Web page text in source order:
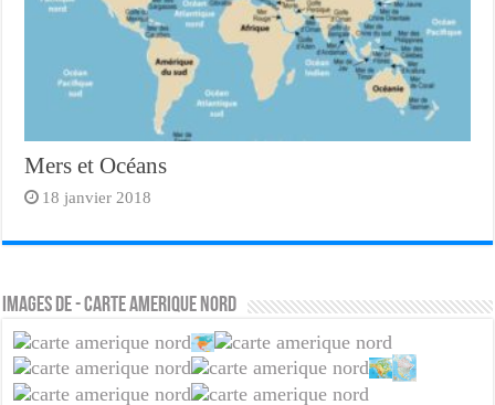
Mers et Océans
18 janvier 2018
Images de - carte amerique nord